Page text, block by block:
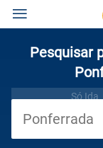
Pesquisar
Só Ida